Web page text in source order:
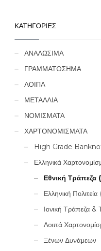
ΚΑΤΗΓΟΡΙΕΣ
ΑΝΑΛΩΣΙΜΑ
ΓΡΑΜΜΑΤΟΣΗΜΑ
ΛΟΙΠΑ
ΜΕΤΑΛΛΙΑ
ΝΟΜΙΣΜΑΤΑ
ΧΑΡΤΟΝΟΜΙΣΜΑΤΑ
High Grade
Ελληνικά
Εθνική Τράπεζα
Ελληνική
Ιονική Τράπεζα &
Λοιπά
Ξένων Δυνάμεων